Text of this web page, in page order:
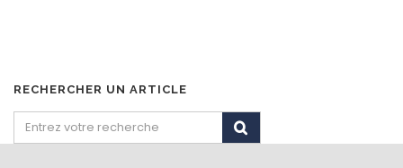
RECHERCHER UN ARTICLE